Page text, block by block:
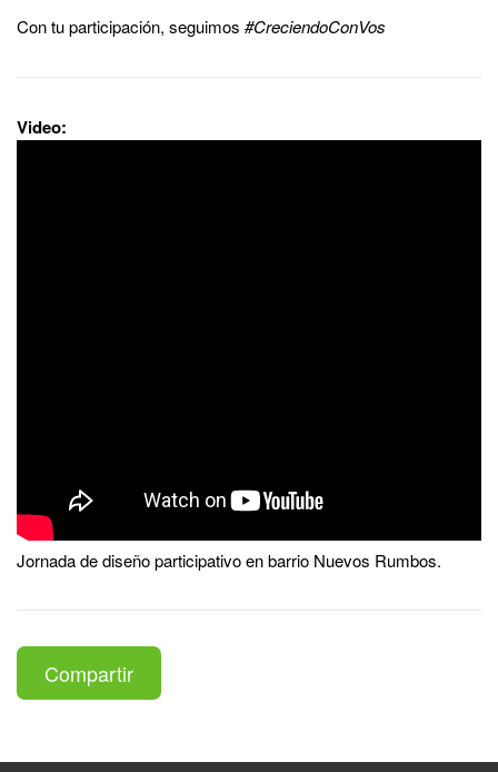
Con tu participación, seguimos #CreciendoConVos
Video:
Jornada de diseño participativo en barrio Nuevos Rumbos.
Compartir